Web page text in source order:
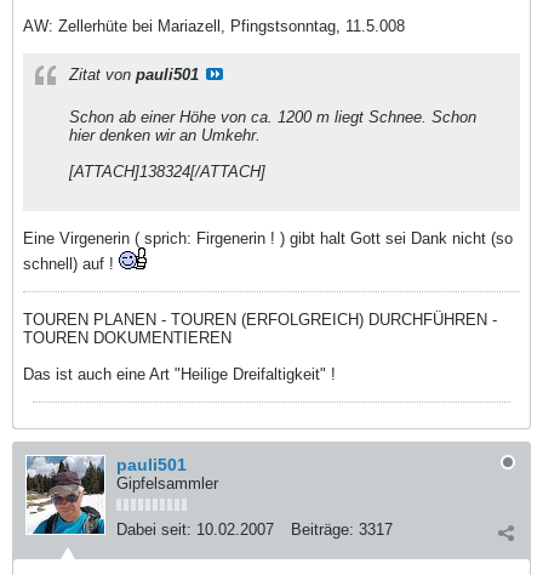
AW: Zellerhüte bei Mariazell, Pfingstsonntag, 11.5.008
Zitat von pauli501
Schon ab einer Höhe von ca. 1200 m liegt Schnee. Schon
hier denken wir an Umkehr.
[ATTACH]138324[/ATTACH]
Eine Virgenerin ( sprich: Firgenerin ! ) gibt halt Gott sei Dank nicht (so
schnell) auf !
TOUREN PLANEN - TOUREN (ERFOLGREICH) DURCHFÜHREN -
TOUREN DOKUMENTIEREN
Das ist auch eine Art "Heilige Dreifaltigkeit" !
pauli501
Gipfelsammler
Dabei seit: 10.02.2007 Beiträge: 3317